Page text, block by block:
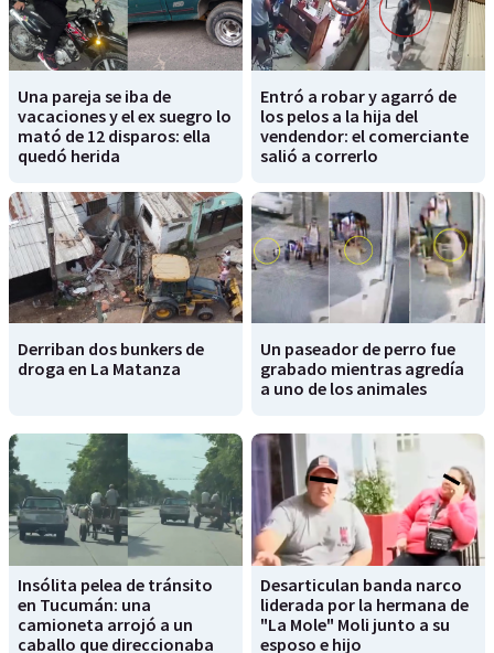
Una pareja se iba de
vacaciones y el ex suegro lo
mató de 12 disparos: ella
quedó herida
Entró a robar y agarró de
los pelos a la hija del
vendendor: el comerciante
salió a correrlo
Derriban dos bunkers de
droga en La Matanza
Un paseador de perro fue
grabado mientras agredía
a uno de los animales
Insólita pelea de tránsito
en Tucumán: una
camioneta arrojó a un
caballo que direccionaba
Desarticulan banda narco
liderada por la hermana de
"La Mole" Moli junto a su
esposo e hijo